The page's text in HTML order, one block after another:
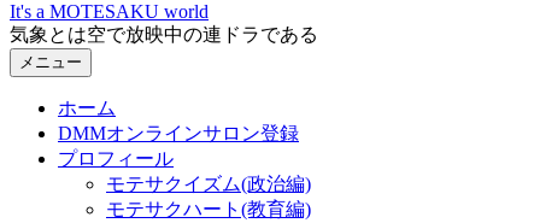
It's a MOTESAKU world
気象とは空で放映中の連ドラである
メニュー
ホーム
DMMオンラインサロン登録
プロフィール
モテサクイズム(政治編)
モテサクハート(教育編)